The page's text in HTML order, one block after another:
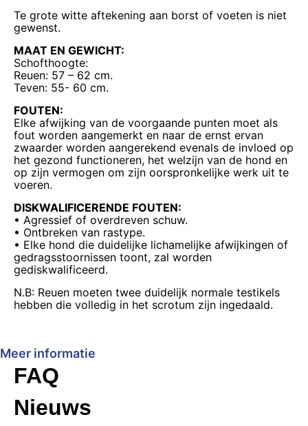
Te grote witte aftekening aan borst of voeten is niet
gewenst.
MAAT EN GEWICHT:
Schofthoogte:
Reuen: 57 – 62 cm.
Teven: 55- 60 cm.
FOUTEN:
Elke afwijking van de voorgaande punten moet als
fout worden aangemerkt en naar de ernst ervan
zwaarder worden aangerekend evenals de invloed op
het gezond functioneren, het welzijn van de hond en
op zijn vermogen om zijn oorspronkelijke werk uit te
voeren.
DISKWALIFICERENDE FOUTEN:
• Agressief of overdreven schuw.
• Ontbreken van rastype.
• Elke hond die duidelijke lichamelijke afwijkingen of
gedragsstoornissen toont, zal worden
gediskwalificeerd.
N.B: Reuen moeten twee duidelijk normale testikels
hebben die volledig in het scrotum zijn ingedaald.
Meer informatie
FAQ
Nieuws